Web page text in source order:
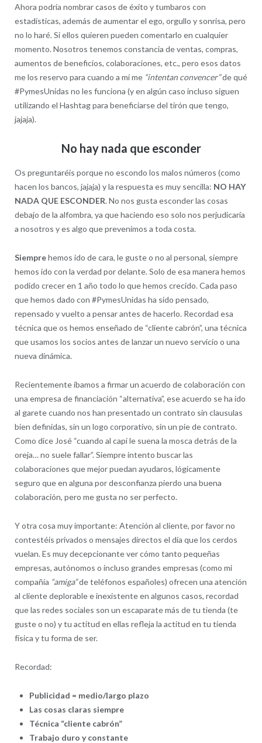
Ahora podría nombrar casos de éxito y tumbaros con
estadísticas, además de aumentar el ego, orgullo y sonrisa, pero
no lo haré. Si ellos quieren pueden comentarlo en cualquier
momento. Nosotros tenemos constancia de ventas, compras,
aumentos de beneficios, colaboraciones, etc., pero esos datos
me los reservo para cuando a mí me “intentan convencer”de qué
#PymesUnidas no les funciona (y en algún caso incluso siguen
utilizando el Hashtag para beneficiarse del tirón que tengo,
jajaja).
No hay nada que esconder
Os preguntaréis porque no escondo los malos números (como
hacen los bancos, jajaja) y la respuesta es muy sencilla: NO HAY
NADA QUE ESCONDER. No nos gusta esconder las cosas
debajo de la alfombra, ya que haciendo eso solo nos perjudicaría
a nosotros y es algo que prevenimos a toda costa.
Siemprehemos ido de cara, le guste o no al personal, siempre
hemos ido con la verdad por delante. Solo de esa manera hemos
podido crecer en 1 año todo lo que hemos crecido. Cada paso
que hemos dado con #PymesUnidas ha sido pensado,
repensado y vuelto a pensar antes de hacerlo. Recordad esa
técnica que os hemos enseñado de “cliente cabrón”, una técnica
que usamos los socios antes de lanzar un nuevo servicio o una
nueva dinámica.
Recientemente íbamos a firmar un acuerdo de colaboración con
una empresa de financiación “alternativa”, ese acuerdo se ha ido
al garete cuando nos han presentado un contrato sin clausulas
bien definidas, sin un logo corporativo, sin un pie de contrato.
Como dice José “cuando al capi le suena la mosca detrás de la
oreja… no suele fallar”. Siempre intento buscar las
colaboraciones que mejor puedan ayudaros, lógicamente
seguro que en alguna por desconfianza pierdo una buena
colaboración, pero me gusta no ser perfecto.
Y otra cosa muy importante: Atención al cliente, por favor no
contestéis privados o mensajes directos el día que los cerdos
vuelan. Es muy decepcionante ver cómo tanto pequeñas
empresas, autónomos o incluso grandes empresas (como mi
compañía “amiga”de teléfonos españoles) ofrecen una atención
al cliente deplorable e inexistente en algunos casos, recordad
que las redes sociales son un escaparate más de tu tienda (te
guste o no) y tu actitud en ellas refleja la actitud en tu tienda
física y tu forma de ser.
Recordad:
Publicidad = medio/largo plazo
Las cosas claras siempre
Técnica “cliente cabrón”
Trabajo duro y constante